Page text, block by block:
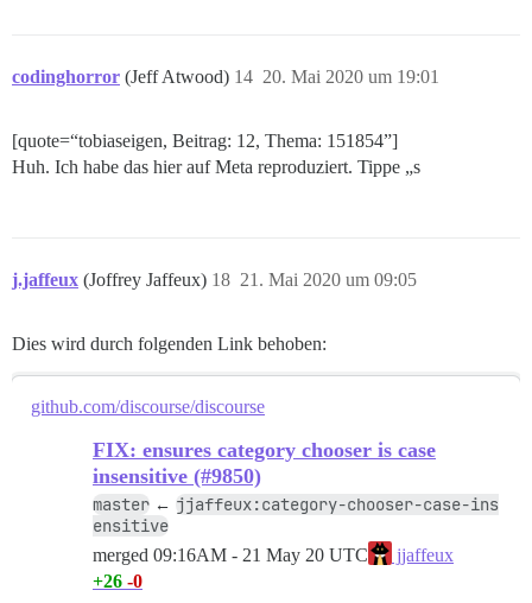
codinghorror (Jeff Atwood) 20. Mai 2020 um 19:01
14
[quote=“tobiaseigen, Beitrag: 12, Thema: 151854”]
Huh. Ich habe das hier auf Meta reproduziert. Tippe „s
j.jaffeux (Joffrey Jaffeux) 21. Mai 2020 um 09:05
18
Dies wird durch folgenden Link behoben:
github.com/discourse/discourse
FIX: ensures category chooser is case
insensitive (#9850)
master ← jjaffeux:category-chooser-case-ins
ensitive
merged 09:16AM - 21 May 20 UTC
jjaffeux
+26 -0